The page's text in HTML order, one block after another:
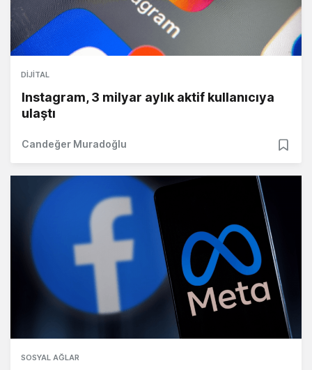
DIJITAL
Instagram, 3 milyar aylık aktif kullanıcıya
ulaştı
Candeğer Muradoğlu
SOSYAL AĞLAR